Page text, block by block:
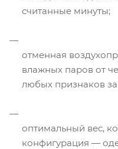
считанные минуты;
отменная
влажных паров от
любых признаков
оптимальный вес,
конфигурация —